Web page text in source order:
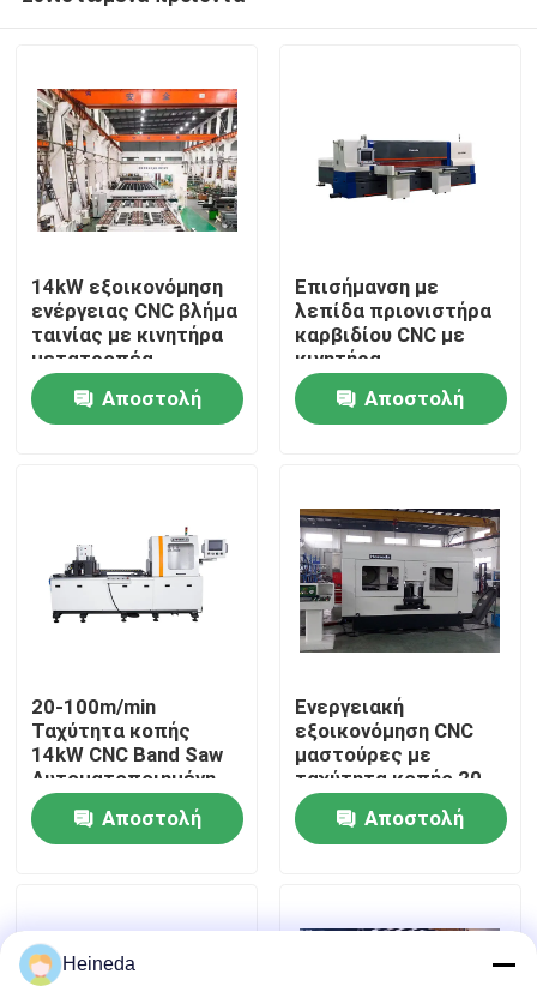
Σπίτι
Προϊόντα
Γύρος εργοστασίων
Ποιοτικός έλεγχος
Ειδήσεις
Ζητήστε ένα απόσπασμα
CNC πριόνια ζωνών
14kW εξοικονόμηση
ενέργειας CNC βλήμα
ταινίας με κινητήρα
μετατροπέα
Αποστολή
Επισήμανση με
λεπίδα πριονιστήρα
καρβιδίου CNC με
κινητήρα
μετατροπέα
εξοικονόμησης
ενέργειας
Αποστολή
20-100m/min
Ταχύτητα κοπής
14kW CNC Band Saw
Αυτοματοποιημένη
εκκένωση
πριονιστικής σκόνης
Αποστολή
Ενεργειακή
εξοικονόμηση CNC
μαστούρες με
ταχύτητα κοπής 20-
100m/min
Αποστολή
Heineda